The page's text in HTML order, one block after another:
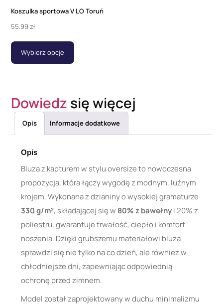
Koszulka sportowa V LO Toruń
55.99zł
Wybierz opcje
Dowiedz się więcej
Opis Informacje dodatkowe
Opis
Bluza z kapturem w stylu oversize to nowoczesna
propozycja, która łączy wygodę z modnym, luźnym
krojem. Wykonana z dzianiny o wysokiej gramaturze
330 g/m², składającej się w 80% z bawełnyi 20% z
poliestru, gwarantuje trwałość, ciepło i komfort
noszenia. Dzięki grubszemu materiałowi bluza
sprawdzi się nie tylko na co dzień, ale również w
chłodniejsze dni, zapewniając odpowiednią
ochronę przed zimnem.
Model został zaprojektowany w duchu minimalizmu